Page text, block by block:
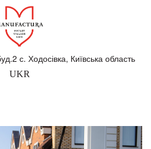
с. Ходосівка, Київська область
UKR